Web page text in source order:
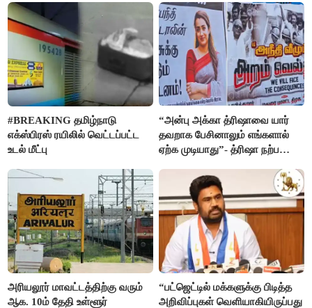
#BREAKING தமிழ்நாடு
எக்ஸ்பிரஸ் ரயிலில் வெட்டப்பட்ட
உடல் மீட்பு
“அன்பு அக்கா த்ரிஷாவை யார்
தவறாக பேசினாலும் எங்களால்
ஏற்க முடியாது”- த்ரிஷா நற்பணி
அரியலூர் மாவட்டத்திற்கு வரும்
ஆக. 10ம் தேதி உள்ளூர்
“பட்ஜெட்டில் மக்களுக்கு பிடித்த
அறிவிப்புகள் வெளியாகியிருப்பது